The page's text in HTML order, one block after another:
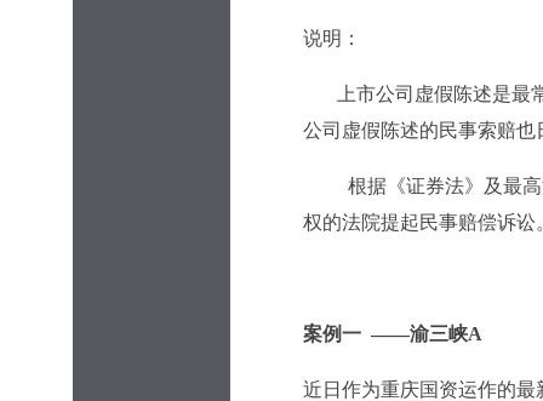
说明：
上市公司虚假陈述是
公司虚假陈述的民事索赔也
根据《证券法》及最
权的法院提起民事赔偿诉讼
案例一 ——渝三峡A
近日作为重庆国资运作的最